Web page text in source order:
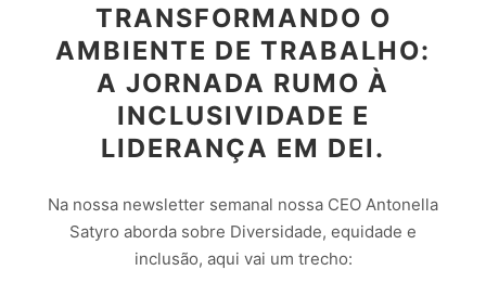
TRANSFORMANDO O
AMBIENTE DE TRABALHO:
A JORNADA RUMO À
INCLUSIVIDADE E
LIDERANÇA EM DEI.
Na nossa newsletter semanal nossa CEO Antonella
Satyro aborda sobre Diversidade, equidade e
inclusão, aqui vai um trecho: